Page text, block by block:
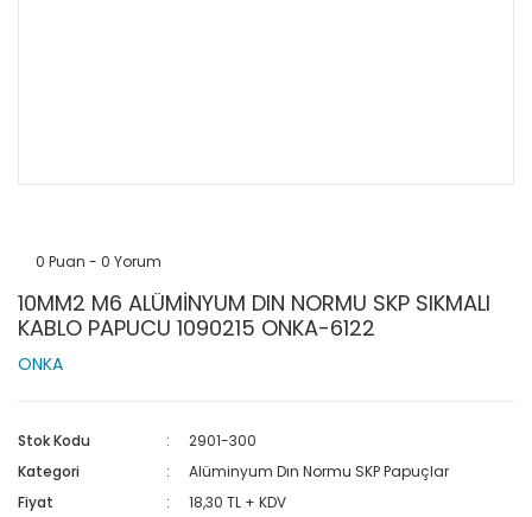
0 Puan - 0 Yorum
10MM2 M6 ALÜMİNYUM DIN NORMU SKP SIKMALI
KABLO PAPUCU 1090215 ONKA-6122
ONKA
Stok Kodu
2901-300
Kategori
Alüminyum Dın Normu SKP Papuçlar
Fiyat
18,30 TL + KDV